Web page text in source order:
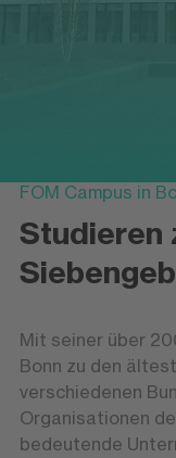
FOM Campus in
Studieren
Mit seiner über
Bonn zu den
verschiedenen
Organisationen
bedeutende